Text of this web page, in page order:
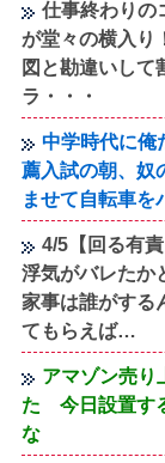
仕事終わりの
が堂々の横入り
図と勘違いして
ラ・・・
中学時代に俺
薦入試の朝、奴
ませて自転車を
4/5【回る有
浮気がバレたか
家事は誰がする
てもらえば…
アマゾン売り
た 今日設置す
な